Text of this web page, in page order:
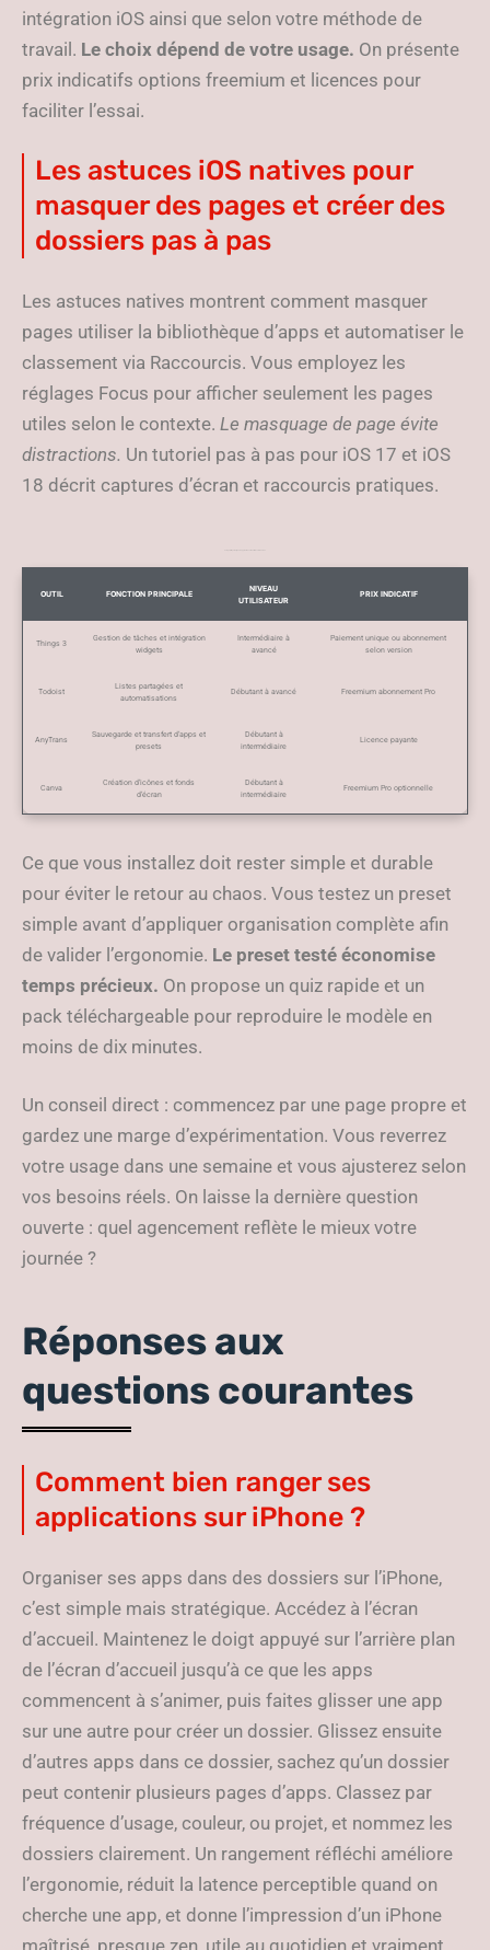
intégration iOS ainsi que selon votre méthode de
travail. Le choix dépend de votre usage. On présente
prix indicatifs options freemium et licences pour
faciliter l’essai.
Les astuces iOS natives pour
masquer des pages et créer des
dossiers pas à pas
Les astuces natives montrent comment masquer
pages utiliser la bibliothèque d’apps et automatiser le
classement via Raccourcis. Vous employez les
réglages Focus pour afficher seulement les pages
utiles selon le contexte. Le masquage de page évite
distractions. Un tutoriel pas à pas pour iOS 17 et iOS
18 décrit captures d’écran et raccourcis pratiques.
OUTIL FONCTION PRINCIPALE
NIVEAU
UTILISATEUR
PRIX INDICATIF
Things 3
Gestion de tâches et intégration
widgets
Intermédiaire à
avancé
Paiement unique ou abonnement
selon version
Todoist
Listes partagées et
automatisations
Débutant à avancé Freemium abonnement Pro
AnyTrans
Sauvegarde et transfert d’apps et
presets
Débutant à
intermédiaire
Licence payante
Canva
Création d’icônes et fonds
d’écran
Débutant à
intermédiaire
Freemium Pro optionnelle
Ce que vous installez doit rester simple et durable
pour éviter le retour au chaos. Vous testez un preset
simple avant d’appliquer organisation complète afin
de valider l’ergonomie. Le preset testé économise
temps précieux. On propose un quiz rapide et un
pack téléchargeable pour reproduire le modèle en
moins de dix minutes.
Un conseil direct : commencez par une page propre et
gardez une marge d’expérimentation. Vous reverrez
votre usage dans une semaine et vous ajusterez selon
vos besoins réels. On laisse la dernière question
ouverte : quel agencement reflète le mieux votre
journée ?
Réponses aux
questions courantes
Comment bien ranger ses
applications sur iPhone ?
Organiser ses apps dans des dossiers sur l’iPhone,
c’est simple mais stratégique. Accédez à l’écran
d’accueil. Maintenez le doigt appuyé sur l’arrière plan
de l’écran d’accueil jusqu’à ce que les apps
commencent à s’animer, puis faites glisser une app
sur une autre pour créer un dossier. Glissez ensuite
d’autres apps dans ce dossier, sachez qu’un dossier
peut contenir plusieurs pages d’apps. Classez par
fréquence d’usage, couleur, ou projet, et nommez les
dossiers clairement. Un rangement réfléchi améliore
l’ergonomie, réduit la latence perceptible quand on
cherche une app, et donne l’impression d’un iPhone
maîtrisé, presque zen, utile au quotidien et vraiment